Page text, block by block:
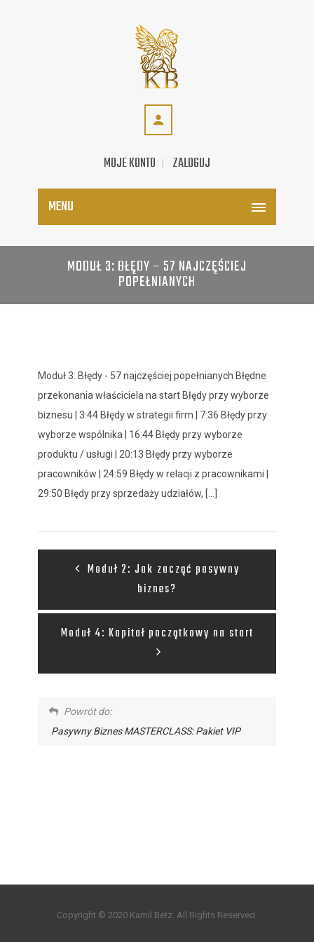
MOJE KONTO ZALOGUJ
MENU
MODUŁ 3: BŁĘDY – 57 NAJCZĘŚCIEJ
POPEŁNIANYCH
Moduł 3: Błędy - 57 najczęściej popełnianych Błędne
przekonania właściciela na start Błędy przy wyborze
biznesu | 3:44 Błędy w strategii firm | 7:36 Błędy przy
wyborze wspólnika | 16:44 Błędy przy wyborze
produktu / usługi | 20:13 Błędy przy wyborze
pracowników | 24:59 Błędy w relacji z pracownikami |
29:50 Błędy przy sprzedaży udziałów, [...]
Moduł 2: Jak zacząć pasywny
biznes?
Moduł 4: Kapitał początkowy na start
Powrót do:
Pasywny Biznes MASTERCLASS: Pakiet VIP
Copyright © 2020 Kamil Bełz. All Rights Reserved.